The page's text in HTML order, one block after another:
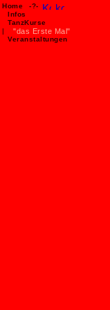
Home
-?-
Infos
TanzKurse
|
"das Erste Mal"
Veranstaltungen